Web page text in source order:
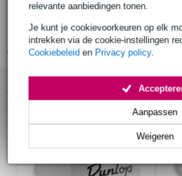
relevante aanbiedingen tonen.
Je kunt je cookievoorkeuren op elk
intrekken via de cookie-instellingen
Cookiebeleid en Privacy policy.
Weigeren
Aanpassen
geschikt voor elektrische en
tevens te gebruiken als capo
Bekijk alle productspecificaties